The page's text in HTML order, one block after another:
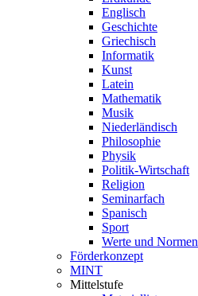
Englisch
Geschichte
Griechisch
Informatik
Kunst
Latein
Mathematik
Musik
Niederländisch
Philosophie
Physik
Politik-Wirtschaft
Religion
Seminarfach
Spanisch
Sport
Werte und Normen
Förderkonzept
MINT
Mittelstufe